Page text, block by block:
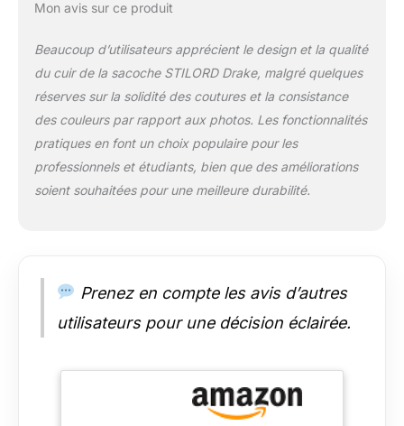
jusqu’à 15,6 pouces
VÉRITABLE – UNIQUE
& DURABLE: Chaque
sac est une pièce
unique avec une
naturelle – robuste et
résistant au
g | Matériau : cuir
STILORD
Mon avis sur ce produit
Beaucoup d’utilisateurs apprécient le design et la qualité
du cuir de la sacoche STILORD Drake, malgré quelques
réserves sur la solidité des coutures et la consistance
des couleurs par rapport aux photos. Les fonctionnalités
pratiques en font un choix populaire pour les
professionnels et étudiants, bien que des améliorations
soient souhaitées pour une meilleure durabilité.
Prenez en compte les avis d’autres
utilisateurs pour une décision éclairée.